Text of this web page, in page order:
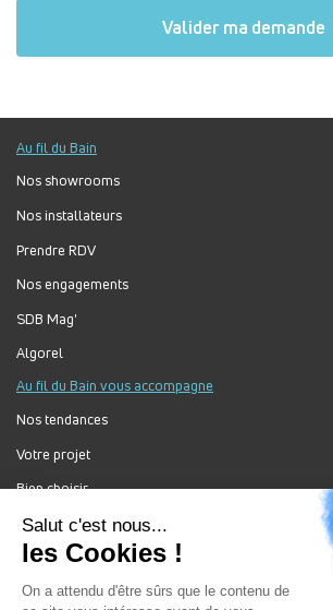
Au fil du Bain
Nos showrooms
Nos installateurs
Prendre RDV
Nos engagements
SDB Mag'
Algorel
Au fil du Bain vous accompagne
Nos tendances
Votre projet
Bien choisir
Forum Au Fil du Bain
Nos produits